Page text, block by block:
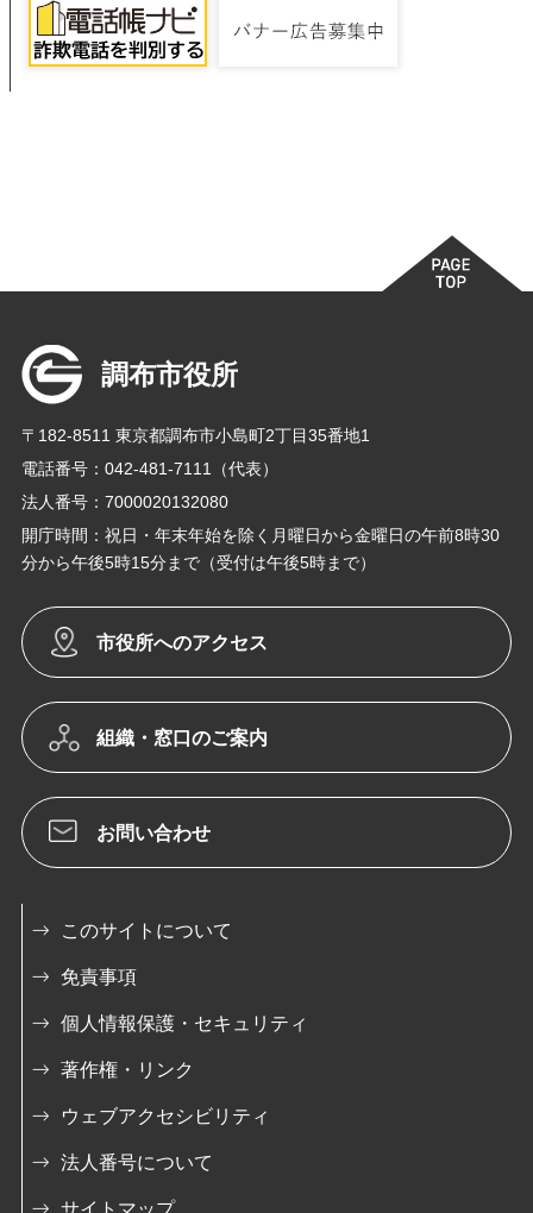
調布市役所
〒182-8511 東京都調布市小島町2丁目35番地1
電話番号：042-481-7111（代表）
法人番号：7000020132080
開庁時間：祝日・年末年始を除く月曜日から金曜日の午前8時30
分から午後5時15分まで（受付は午後5時まで）
市役所へのアクセス
組織・窓口のご案内
お問い合わせ
このサイトについて
免責事項
個人情報保護・セキュリティ
著作権・リンク
ウェブアクセシビリティ
法人番号について
サイトマップ